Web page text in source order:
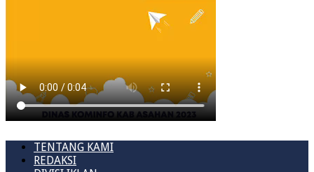
TENTANG KAMI
REDAKSI